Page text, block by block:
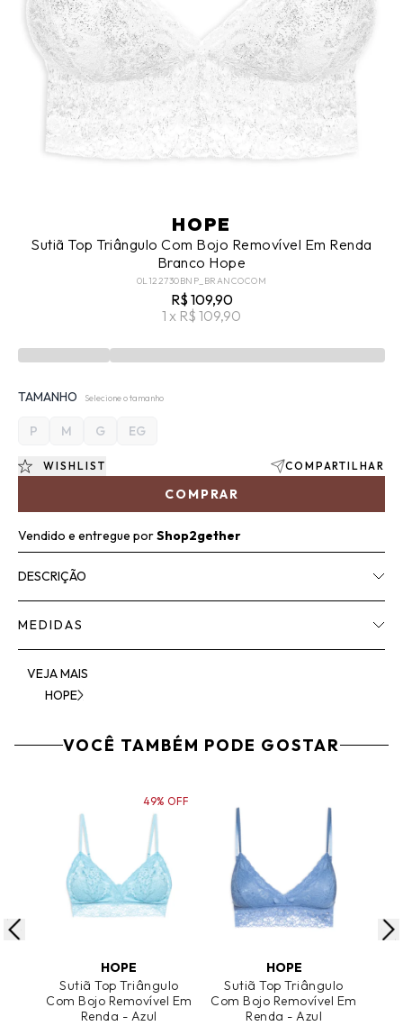
HOPE
Sutiã Top Triângulo Com Bojo Removível Em Renda
Branco Hope
0L122730BNP_BRANCOCOM
R$ 109,90
1 x R$ 109,90
TAMANHO Selecione o tamanho
P M G EG
COMPRAR
WISHLIST COMPARTILHAR
Vendido e entregue porShop2gether
DESCRIÇÃO
MEDIDAS
VEJA MAIS
HOPE
VOCÊ TAMBÉM PODE GOSTAR
HOPE
Sutiã Top Triângulo
Com Bojo Removível Em
Renda - Azul
49% OFF
HOPE
Sutiã Top Triângulo
Com Bojo Removível Em
Renda - Azul